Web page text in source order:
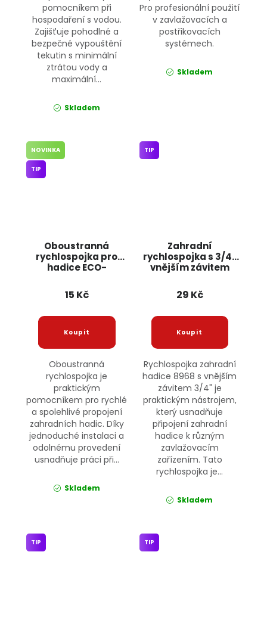
pomocníkem při
hospodaření s vodou.
Zajišťuje pohodlné a
bezpečné vypouštění
tekutin s minimální
ztrátou vody a
maximální...
Skladem
Pro profesionální použití
v zavlažovacích a
postřikovacích
systémech.
Skladem
Oboustranná
rychlospojka pro
hadice ECO-
NOVINKA
TIP
15 Kč
Oboustranná
rychlospojka je
praktickým
pomocníkem pro rychlé
a spolehlivé propojení
zahradních hadic. Díky
jednoduché instalaci a
odolnému provedení
usnadňuje práci při...
Skladem
Zahradní
rychlospojka s 3/4"
vnějším závitem
TIP
29 Kč
Rychlospojka zahradní
hadice 8968 s vnějším
závitem 3/4" je
praktickým nástrojem,
který usnadňuje
připojení zahradní
hadice k různým
zavlažovacím
zařízením. Tato
rychlospojka je...
Skladem
TIP TIP